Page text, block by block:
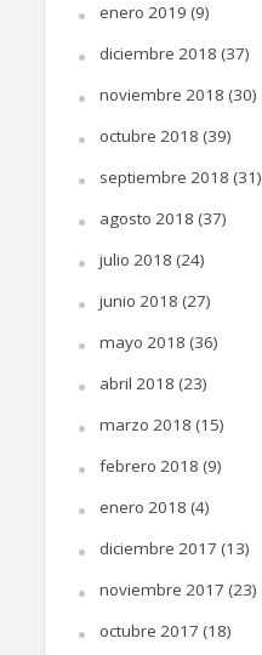
enero 2019 (9)
diciembre 2018 (37)
noviembre 2018 (30)
octubre 2018 (39)
septiembre 2018 (31)
agosto 2018 (37)
julio 2018 (24)
junio 2018 (27)
mayo 2018 (36)
abril 2018 (23)
marzo 2018 (15)
febrero 2018 (9)
enero 2018 (4)
diciembre 2017 (13)
noviembre 2017 (23)
octubre 2017 (18)